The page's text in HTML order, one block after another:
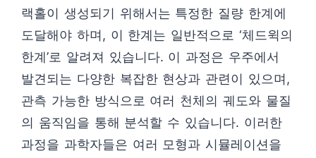
랙홀이 생성되기 위해서는 특정한 질량 한계에
도달해야 하며, 이 한계는 일반적으로 ‘체드윅의
한계’로 알려져 있습니다. 이 과정은 우주에서
발견되는 다양한 복잡한 현상과 관련이 있으며,
관측 가능한 방식으로 여러 천체의 궤도와 물질
의 움직임을 통해 분석할 수 있습니다. 이러한
과정을 과학자들은 여러 모형과 시뮬레이션을